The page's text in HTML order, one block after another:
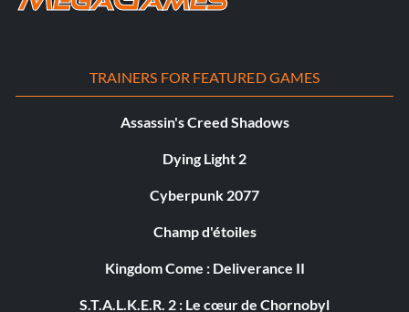
TRAINERS FOR FEATURED GAMES
Assassin's Creed Shadows
Dying Light 2
Cyberpunk 2077
Champ d'étoiles
Kingdom Come : Deliverance II
S.T.A.L.K.E.R. 2 : Le cœur de Chornobyl